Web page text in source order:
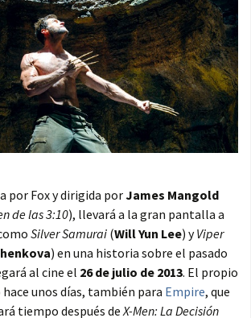
por Fox y dirigida porJames Mangold
de las 3:10), llevará a la gran pantalla a
Silver Samurai (Will Yun Lee) yViper
) en una historia sobre el pasado
al cine el 26 de julio de 2013. El propio
unos días, también para Empire, que
tiempo después deX-Men: La Decisión